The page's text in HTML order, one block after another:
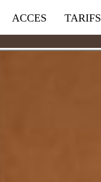
ACCES TARIFS